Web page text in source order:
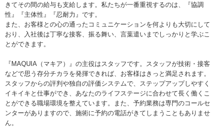
きてその間の給与も支給します。私たちが一番重視するのは、『協調
性』『主体性』『忍耐力』です。
また、お客様との心の通ったコミュニケーションを何よりも大切にして
おり、入社後は丁寧な接客、振る舞い、言葉遣いまでしっかりと学ぶこ
とができます。
『MAQUIA（マキア）』の主役はスタッフです。スタッフが技術・接客
などで思う存分チカラを発揮できれば、お客様はきっと満足されます。
スタッフからの評判や独自の評価システムで、ステップアップしやすく
イキイキと仕事ができ、あなたのライフステージに合わせて長く働くこ
とができる職場環境を整えています。また、予約業務は専門のコールセ
ンターがありますので、施術に予約の電話がきてしまうこともありませ
ん。